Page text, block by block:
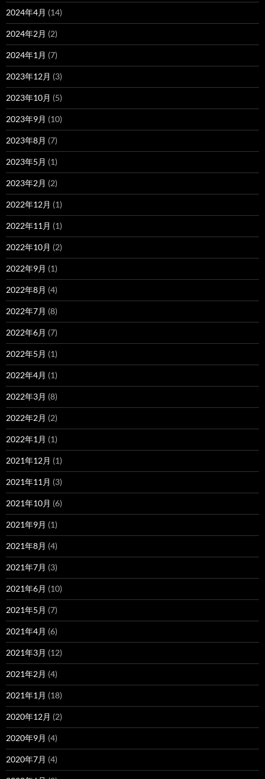
2024年4月 (14)
2024年2月 (2)
2024年1月 (7)
2023年12月 (3)
2023年10月 (5)
2023年9月 (10)
2023年8月 (7)
2023年5月 (1)
2023年2月 (2)
2022年12月 (1)
2022年11月 (1)
2022年10月 (2)
2022年9月 (1)
2022年8月 (4)
2022年7月 (8)
2022年6月 (7)
2022年5月 (1)
2022年4月 (1)
2022年3月 (8)
2022年2月 (2)
2022年1月 (1)
2021年12月 (1)
2021年11月 (3)
2021年10月 (6)
2021年9月 (1)
2021年8月 (4)
2021年7月 (3)
2021年6月 (10)
2021年5月 (7)
2021年4月 (6)
2021年3月 (12)
2021年2月 (4)
2021年1月 (18)
2020年12月 (2)
2020年9月 (4)
2020年7月 (4)